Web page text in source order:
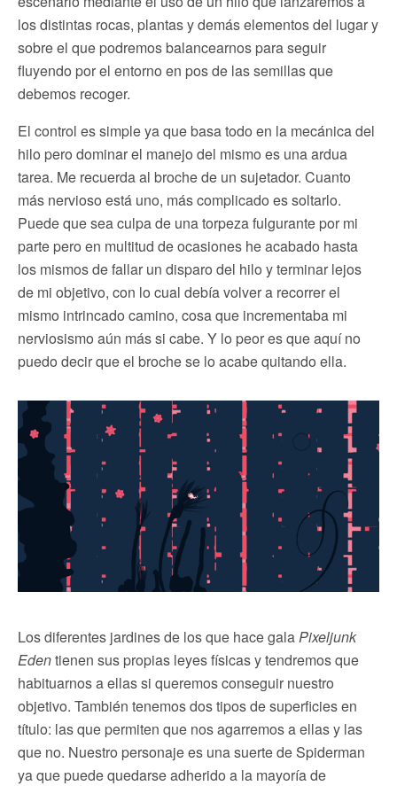
los distintas rocas, plantas y demás elementos del lugar y
sobre el que podremos balancearnos para seguir
fluyendo por el entorno en pos de las semillas que
debemos recoger.
El control es simple ya que basa todo en la mecánica del
hilo pero dominar el manejo del mismo es una ardua
tarea. Me recuerda al broche de un sujetador. Cuanto
más nervioso está uno, más complicado es soltarlo.
Puede que sea culpa de una torpeza fulgurante por mi
parte pero en multitud de ocasiones he acabado hasta
los mismos de fallar un disparo del hilo y terminar lejos
de mi objetivo, con lo cual debía volver a recorrer el
mismo intrincado camino, cosa que incrementaba mi
nerviosismo aún más si cabe. Y lo peor es que aquí no
puedo decir que el broche se lo acabe quitando ella.
Los diferentes jardines de los que hace galaPixeljunk
Edentienen sus propias leyes físicas y tendremos que
habituarnos a ellas si queremos conseguir nuestro
objetivo. También tenemos dos tipos de superficies en
título: las que permiten que nos agarremos a ellas y las
que no. Nuestro personaje es una suerte de Spiderman
ya que puede quedarse adherido a la mayoría de